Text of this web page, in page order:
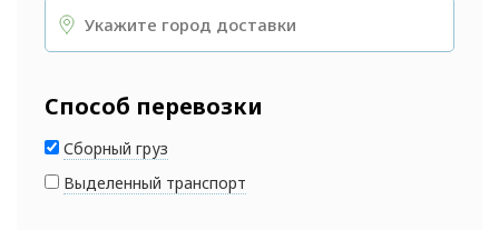
Способ перевозки
Сборный груз
Выделенный транспорт